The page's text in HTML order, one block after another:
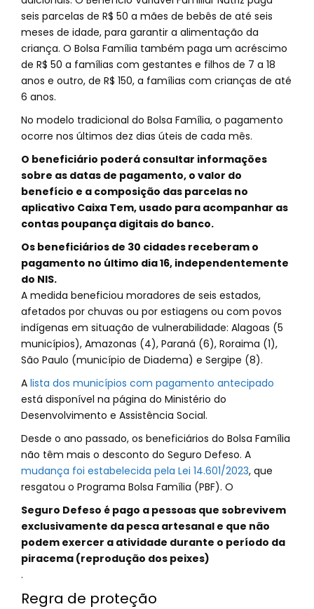
seis parcelas de R$ 50 a mães de bebês de até seis
meses de idade, para garantir a alimentação da
criança. O Bolsa Família também paga um acréscimo
de R$ 50 a famílias com gestantes e filhos de 7 a 18
anos e outro, de R$ 150, a famílias com crianças de até
6 anos.
No modelo tradicional do Bolsa Família, o pagamento
ocorre nos últimos dez dias úteis de cada mês.
O beneficiário poderá consultar informações
sobre as datas de pagamento, o valor do
benefício e a composição das parcelas no
aplicativo Caixa Tem, usado para acompanhar as
contas poupança digitais do banco.
Os beneficiários de 30 cidades receberam o
pagamento no último dia 16, independentemente
do NIS.
A medida beneficiou moradores de seis estados,
afetados por chuvas ou por estiagens ou com povos
indígenas em situação de vulnerabilidade: Alagoas (5
municípios), Amazonas (4), Paraná (6), Roraima (1),
São Paulo (município de Diadema) e Sergipe (8).
A lista dos municípios com pagamento antecipado
está disponível na página do Ministério do
Desenvolvimento e Assistência Social.
Desde o ano passado, os beneficiários do Bolsa Família
não têm mais o desconto do Seguro Defeso. A
mudança foi estabelecida pela Lei 14.601/2023, que
resgatou o Programa Bolsa Família (PBF). O
Seguro Defeso é pago a pessoas que sobrevivem
exclusivamente da pesca artesanal e que não
podem exercer a atividade durante o período da
piracema (reprodução dos peixes)
.
Regra de proteção